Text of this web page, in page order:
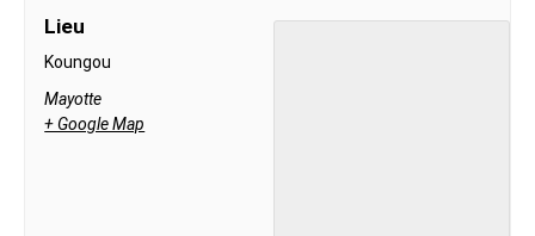
Lieu
Koungou
Mayotte
+ Google Map